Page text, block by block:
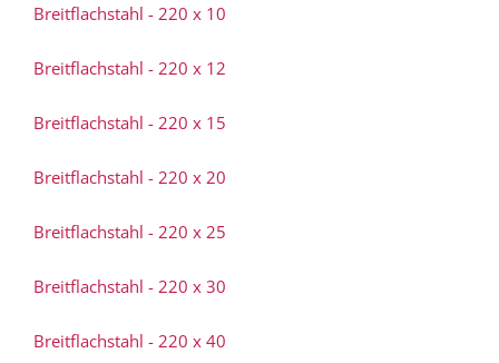
Breitflachstahl - 220 x 10
Breitflachstahl - 220 x 12
Breitflachstahl - 220 x 15
Breitflachstahl - 220 x 20
Breitflachstahl - 220 x 25
Breitflachstahl - 220 x 30
Breitflachstahl - 220 x 40